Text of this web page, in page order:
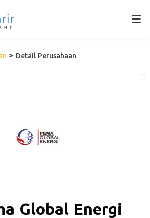
Detail Perusahaan
Global Energi